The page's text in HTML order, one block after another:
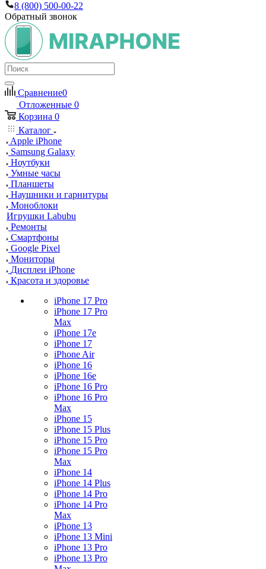
8 (800) 500-00-22
Обратный звонок
Сравнение0
Отложенные 0
Корзина 0
Каталог
Apple iPhone
Samsung Galaxy
Ноутбуки
Умные часы
Планшеты
Наушники и гарнитуры
Моноблоки
Игрушки Labubu
Ремонты
Смартфоны
Google Pixel
Мониторы
Дисплеи iPhone
Красота и здоровье
iPhone 17 Pro
iPhone 17 Pro
Max
iPhone 17e
iPhone 17
iPhone Air
iPhone 16
iPhone 16e
iPhone 16 Pro
iPhone 16 Pro
Max
iPhone 15
iPhone 15 Plus
iPhone 15 Pro
iPhone 15 Pro
Max
iPhone 14
iPhone 14 Plus
iPhone 14 Pro
iPhone 14 Pro
Max
iPhone 13
iPhone 13 Mini
iPhone 13 Pro
iPhone 13 Pro